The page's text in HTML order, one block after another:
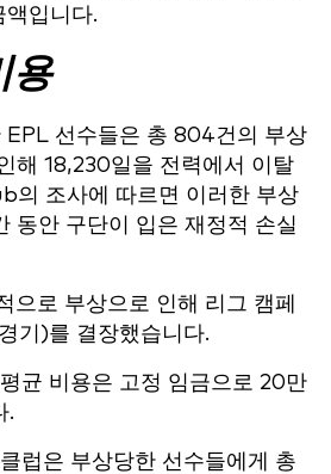
입니다.
용
선수들은 총 804건의 부상
해 18,230일을 전력에서 이탈
의 조사에 따르면 이러한 부상
동안 구단이 입은 재정적 손실
으로 부상으로 인해 리그 캠페
기)를 결장했습니다.
균 비용은 고정 임금으로 20만
.
럽은 부상당한 선수들에게 총